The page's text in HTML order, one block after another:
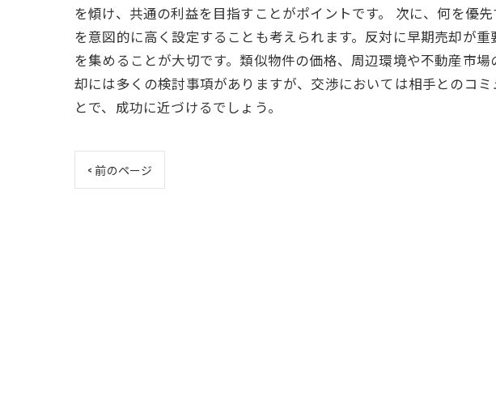
を傾け、共通の利益を目指すことがポイントです。 次に、何を優
を意図的に高く設定することも考えられます。反対に早期売却が
を集めることが大切です。類似物件の価格、周辺環境や不動産市
却には多くの検討事項がありますが、交渉においては相手とのコ
とで、成功に近づけるでしょう。
< 前のページ